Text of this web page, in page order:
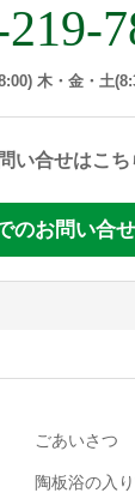
木・金・土
い合せはこち
のお問い合
ごあいさつ
陶板浴の入